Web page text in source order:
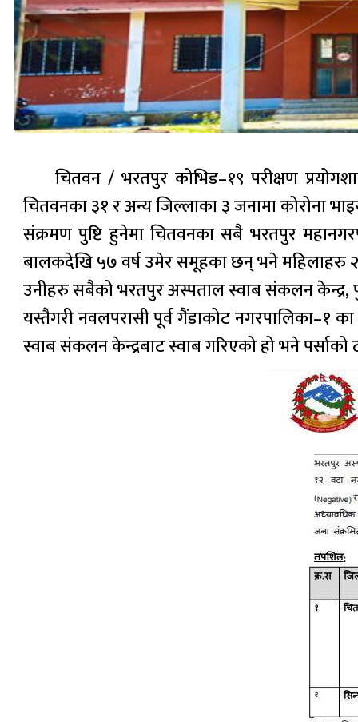
चितवन / भरतपुर कोभिड–१९ परीक्षण
चितवनका ३१ र अन्य जिल्लाका ३ जनामा कोरोना
संक्रमण पुष्टि हुनेमा चितवनका सबै भरतपुर
बालकदेखि ५७ वर्ष उमेर समूहका छन् भने महिलाहरु
उनीहरु सबैको भरतपुर अस्पताल स्वाब संकलन केन्द्र,
यस्तैगरी नवलपरासी पूर्व गैंडाकोट नगरपालिका–१
स्वाब संकलन केन्द्रबाट स्वाब गरिएको हो भने पर्साको